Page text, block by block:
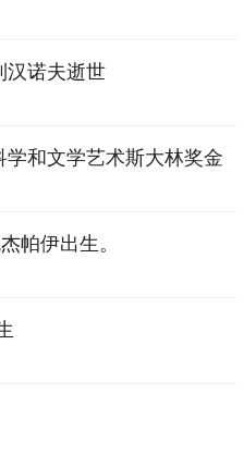
汉诺夫逝世
学和文学艺术斯大林奖金
帕伊出生。